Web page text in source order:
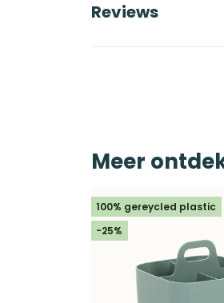
Reviews
Meer
100% gereycled plastic
-25%